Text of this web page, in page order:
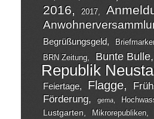
2016 2017
Begrüßungsgeld
BRN Zeitung Bunte Bulle
Republik
Feiertage Flagge
Förderung gema
Lustgarten Mikrorepubliken